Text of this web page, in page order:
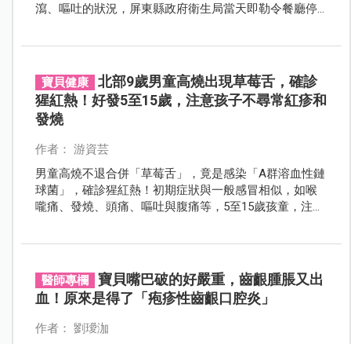
瀉、嘔吐的狀況，屏東縣政府衛生局當天即勒令餐廳停
寶貝健康
北部9歲男童高燒出現草莓舌，確診
猩紅熱！好發5至15歲，注意孩子不尋常紅疹和
發燒
作者： 游資芸
男童高燒不退合併「草莓舌」，竟是感染「A群溶血性鏈
球菌」，確診猩紅熱！初期症狀與一般感冒相似，如喉
嚨痛、發燒、頭痛、嘔吐與腹痛等，5至15歲孩童，注意
醫師專欄
寶貝嘴巴破的好嚴重，齒齦腫脹又出
血！原來是得了「疱疹性齒齦口腔炎」
作者： 劉璦泇